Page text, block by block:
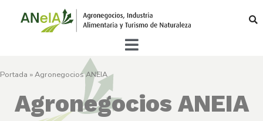
Portada »Agronegocios ANEIA
Agronegocios ANEIA